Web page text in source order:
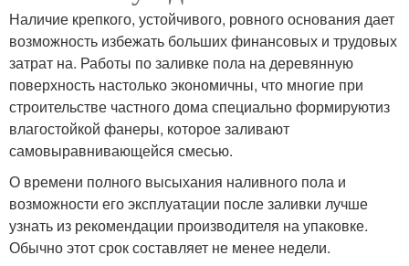
Наличие крепкого, устойчивого, ровного основания дает
возможность избежать больших финансовых и трудовых
затрат на. Работы по заливке пола на деревянную
поверхность настолько экономичны, что многие при
строительстве частного дома специально формируютиз
влагостойкой фанеры, которое заливают
самовыравнивающейся смесью.
О времени полного высыхания наливного пола и
возможности его эксплуатации после заливки лучше
узнать из рекомендации производителя на упаковке.
Обычно этот срок составляет не менее недели.